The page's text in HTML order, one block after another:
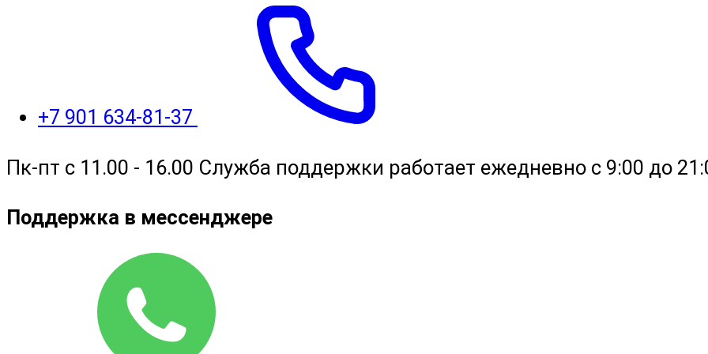
+7 901 634-81-37
Пк-пт с 11.00 - 16.00 Служба поддержки работает ежедневно с 9:00 до
Поддержка в мессенджере